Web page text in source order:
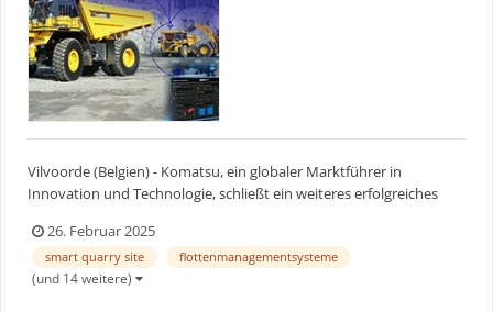
Vilvoorde (Belgien) - Komatsu, ein globaler Marktführer in
Innovation und Technologie, schließt ein weiteres erfolgreiches
größere Kunden entwickelt, verzeichnete das Jahr 2024 eine
bedeutende Veränderung: Immer mehr kleinere Kunden...
26. Februar 2025
smart quarry site flottenmanagementsysteme
(und 14 weitere)